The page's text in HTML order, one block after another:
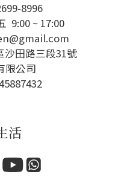
8996
9:00 ~ 17:00
沙田路三段31號
限公司
活